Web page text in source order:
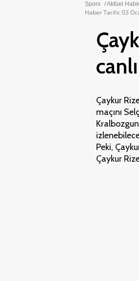
Sporx Aktüel
Haber Tarihi: 03
Çaykur
maçını
Peki,
Çaykur